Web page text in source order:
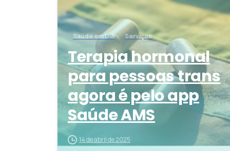
Saúde em Dia Serviços
Terapia hormonal
para pessoas trans
agora é pelo app
Saúde AMS
14 de abril de 2025